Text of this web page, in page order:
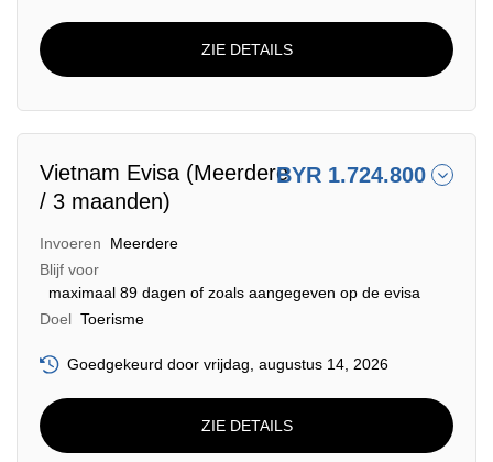
ZIE DETAILS
Vietnam Evisa (Meerdere
/ 3 maanden)
BYR 1.724.800
Invoeren
Meerdere
Blijf voor
maximaal 89 dagen of zoals aangegeven op de evisa
Doel Toerisme
Goedgekeurd door vrijdag, augustus 14, 2026
ZIE DETAILS